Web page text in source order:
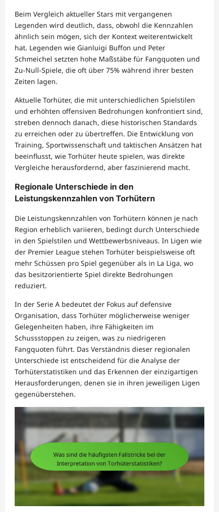
Beim Vergleich aktueller Stars mit vergangenen
Legenden wird deutlich, dass, obwohl die Kennzahlen
ähnlich sein mögen, sich der Kontext weiterentwickelt
hat. Legenden wie Gianluigi Buffon und Peter
Schmeichel setzten hohe Maßstäbe für Fangquoten und
Zu-Null-Spiele, die oft über 75% während ihrer besten
Zeiten lagen.
Aktuelle Torhüter, die mit unterschiedlichen Spielstilen
und erhöhten offensiven Bedrohungen konfrontiert sind,
streben dennoch danach, diese historischen Standards
zu erreichen oder zu übertreffen. Die Entwicklung von
Training, Sportwissenschaft und taktischen Ansätzen hat
beeinflusst, wie Torhüter heute spielen, was direkte
Vergleiche herausfordernd, aber faszinierend macht.
Regionale Unterschiede in den
Leistungskennzahlen von Torhütern
Die Leistungskennzahlen von Torhütern können je nach
Region erheblich variieren, bedingt durch Unterschiede
in den Spielstilen und Wettbewerbsniveaus. In Ligen wie
der Premier League stehen Torhüter beispielsweise oft
mehr Schüssen pro Spiel gegenüber als in La Liga, wo
das besitzorientierte Spiel direkte Bedrohungen
reduziert.
In der Serie A bedeutet der Fokus auf defensive
Organisation, dass Torhüter möglicherweise weniger
Gelegenheiten haben, ihre Fähigkeiten im
Schussstoppen zu zeigen, was zu niedrigeren
Fangquoten führt. Das Verständnis dieser regionalen
Unterschiede ist entscheidend für die Analyse der
Torhüterstatistiken und das Erkennen der einzigartigen
Herausforderungen, denen sie in ihren jeweiligen Ligen
gegenüberstehen.